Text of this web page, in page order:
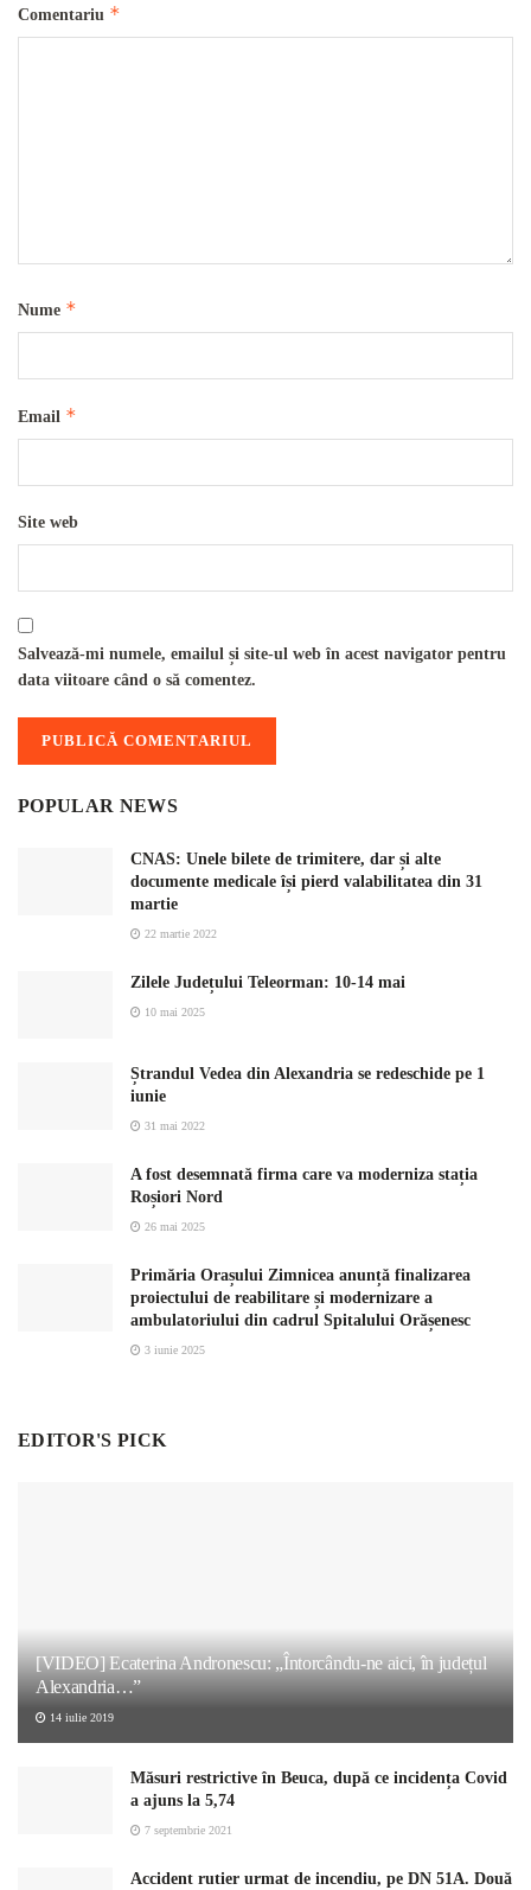
Comentariu *
Nume *
Email *
Site web
Salvează-mi numele, emailul și site-ul web în acest navigator pentru
data viitoare când o să comentez.
POPULAR NEWS
CNAS: Unele bilete de trimitere, dar și alte
documente medicale își pierd valabilitatea din 31
martie
22 martie 2022
Zilele Județului Teleorman: 10-14 mai
10 mai 2025
Ștrandul Vedea din Alexandria se redeschide pe 1
iunie
31 mai 2022
A fost desemnată firma care va moderniza stația
Roșiori Nord
26 mai 2025
Primăria Orașului Zimnicea anunță finalizarea
proiectului de reabilitare și modernizare a
ambulatoriului din cadrul Spitalului Orășenesc
3 iunie 2025
EDITOR'S PICK
[VIDEO] Ecaterina Andronescu: „Întorcându-ne aici, în județul
Alexandria…”
14 iulie 2019
Măsuri restrictive în Beuca, după ce incidența Covid
a ajuns la 5,74
7 septembrie 2021
Accident rutier urmat de incendiu, pe DN 51A. Două